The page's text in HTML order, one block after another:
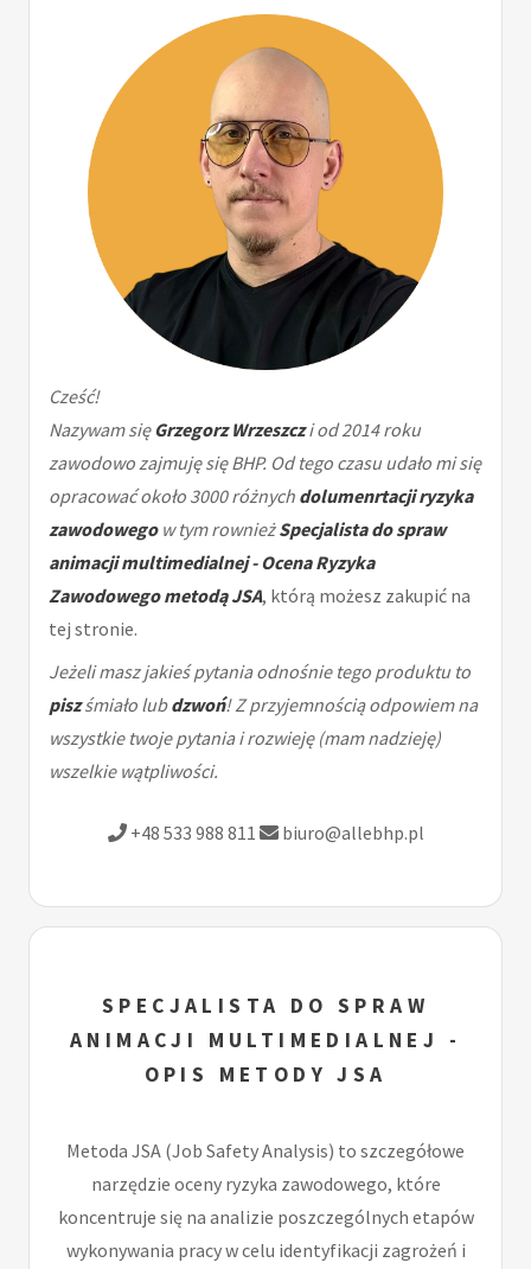
Cześć!
Nazywam sięGrzegorz Wrzeszczi od 2014 roku
zawodowo zajmuję się BHP. Od tego czasu udało mi się
opracować około 3000 różnych dolumenrtacji ryzyka
zawodowegow tym rownieżSpecjalista do spraw
animacji multimedialnej - Ocena Ryzyka
Zawodowego metodą JSA, którą możesz zakupić na
tej stronie.
Jeżeli masz jakieś pytania odnośnie tego produktu to
piszśmiało lubdzwoń! Z przyjemnością odpowiem na
wszystkie twoje pytania i rozwieję (mam nadzieję)
wszelkie wątpliwości.
+48 533 988 811 biuro@allebhp.pl
SPECJALISTA DO SPRAW
ANIMACJI MULTIMEDIALNEJ -
OPIS METODY JSA
Metoda JSA (Job Safety Analysis) to szczegółowe
narzędzie oceny ryzyka zawodowego, które
koncentruje się na analizie poszczególnych etapów
wykonywania pracy w celu identyfikacji zagrożeń i